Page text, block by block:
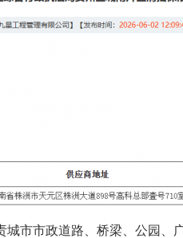
城市市政道路、桥梁、公园